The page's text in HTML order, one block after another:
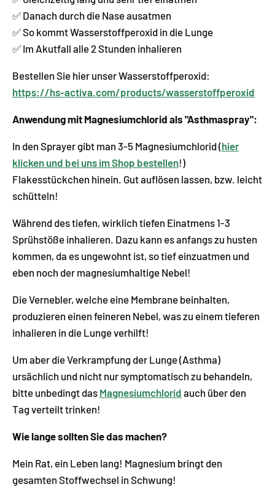
✅ Danach durch die Nase ausatmen
✅ So kommt Wasserstoffperoxid in die Lunge
✅ Im Akutfall alle 2 Stunden inhalieren
Bestellen Sie hier unser Wasserstoffperoxid:
https://hs-activa.com/products/wasserstoffperoxid
Anwendung mit Magnesiumchlorid als "Asthmaspray":
In den Sprayer gibt man 3-5 Magnesiumchlorid (hier
klicken und bei uns im Shop bestellen!)
Flakesstückchen hinein. Gut auflösen lassen, bzw. leicht
schütteln!
Während des tiefen, wirklich tiefen Einatmens 1-3
Sprühstöße inhalieren. Dazu kann es anfangs zu husten
kommen, da es ungewohnt ist, so tief einzuatmen und
eben noch der magnesiumhaltige Nebel!
Die Vernebler, welche eine Membrane beinhalten,
produzieren einen feineren Nebel, was zu einem tieferen
inhalieren in die Lunge verhilft!
Um aber die Verkrampfung der Lunge (Asthma)
ursächlich und nicht nur symptomatisch zu behandeln,
bitte unbedingt das Magnesiumchlorid auch über den
Tag verteilt trinken!
Wie lange sollten Sie das machen?
Mein Rat, ein Leben lang! Magnesium bringt den
gesamten Stoffwechsel in Schwung!